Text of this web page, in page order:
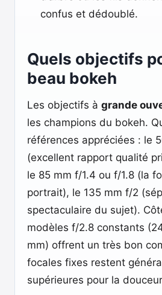
confus et dédoublé.
Quels objectifs
beau bokeh
Les objectifs à grande
les champions du bokeh.
références appréciées : le
(excellent rapport qualité
le 85 mm f/1.4 ou f/1.8 (la
portrait), le 135 mm f/2
spectaculaire du sujet).
modèles f/2.8 constants
mm) offrent un très bon
focales fixes restent
supérieures pour la